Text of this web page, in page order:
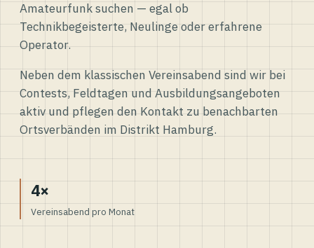
Amateurfunk suchen — egal ob
Technikbegeisterte, Neulinge oder erfahrene
Operator.
Neben dem klassischen Vereinsabend sind wir bei
Contests, Feldtagen und Ausbildungsangeboten
aktiv und pflegen den Kontakt zu benachbarten
Ortsverbänden im Distrikt Hamburg.
4×
Vereinsabend pro Monat